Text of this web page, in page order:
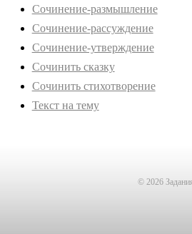
Сочинение-размышление
Сочинение-рассуждение
Сочинение-утверждение
Сочинить сказку
Сочинить стихотворение
Текст на тему
© 2026